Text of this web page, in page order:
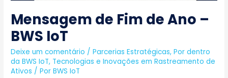
Mensagem de Fim de Ano –
BWS IoT
Deixe um comentário /Parcerias Estratégicas,Por dentro
da BWS IoT, Tecnologias e Inovações em Rastreamento de
Ativos / PorBWS IoT